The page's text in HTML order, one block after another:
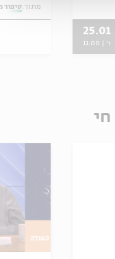
25.01
ו' | 11:00
מתוך:סיפור
חי